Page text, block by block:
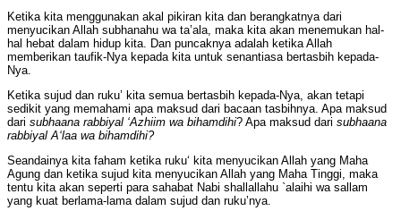
Ketika kita menggunakan akal pikiran kita dan berangkatnya dari
menyucikan Allah subhanahu wa ta’ala, maka kita akan menemukan hal-
hal hebat dalam hidup kita. Dan puncaknya adalah ketika Allah
memberikan taufik-Nya kepada kita untuk senantiasa bertasbih kepada-
Nya.
Ketika sujud dan ruku’ kita semua bertasbih kepada-Nya, akan tetapi
sedikit yang memahami apa maksud dari bacaan tasbihnya. Apa maksud
dari subhaana rabbiyal ‘Azhiim wa bihamdihi? Apa maksud dari subhaana
rabbiyal A‘laa wa bihamdihi?
Seandainya kita faham ketika ruku‘ kita menyucikan Allah yang Maha
Agung dan ketika sujud kita menyucikan Allah yang Maha Tinggi, maka
tentu kita akan seperti para sahabat Nabi shallallahu `alaihi wa sallam
yang kuat berlama-lama dalam sujud dan ruku’nya.